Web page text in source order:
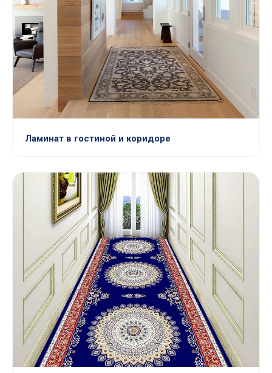
Ламинат в гостиной и коридоре